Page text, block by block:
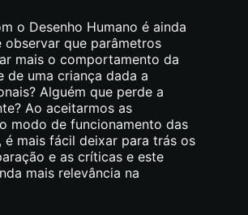
o Desenho Humano é ainda
observar que parâmetros
mais o comportamento da
de uma criança dada a
Alguém que perde a
Ao aceitarmos as
modo de funcionamento das
é mais fácil deixar para trás os
e as críticas e este
mais relevância na